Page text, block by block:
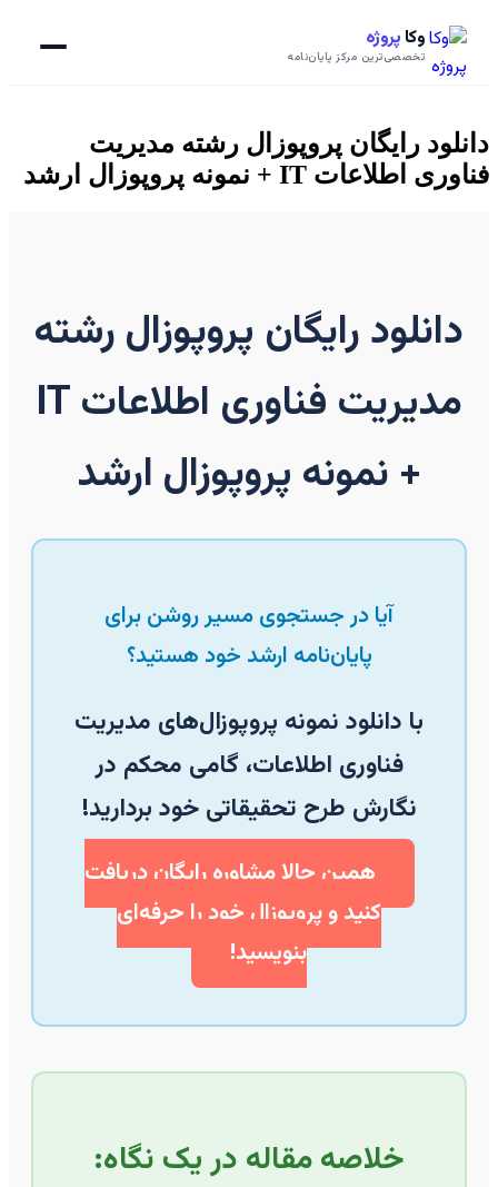
وکا پروژه
تخصصی‌ترین مرکز پایان‌نامه
دانلود رایگان پروپوزال رشته مدیریت
فناوری اطلاعات IT + نمونه پروپوزال ارشد
دانلود رایگان پروپوزال رشته
مدیریت فناوری اطلاعات IT
+ نمونه پروپوزال ارشد
آیا در جستجوی مسیر روشن برای
پایان‌نامه ارشد خود هستید؟
با دانلود نمونه پروپوزال‌های مدیریت
فناوری اطلاعات، گامی محکم در
نگارش طرح تحقیقاتی خود بردارید!
همین حالا مشاوره رایگان دریافت
کنید و پروپوزال خود را حرفه‌ای
بنویسید!
خلاصه مقاله در یک نگاه: